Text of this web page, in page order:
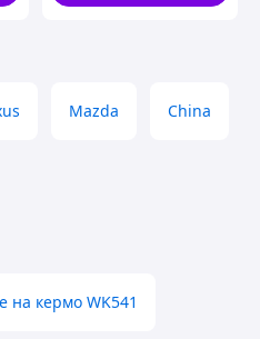
Mazda China
на кермо WK541